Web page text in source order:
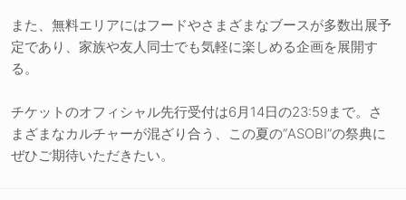
また、無料エリアにはフードやさまざまなブースが多数出展予
定であり、家族や友人同士でも気軽に楽しめる企画を展開す
る。
チケットのオフィシャル先行受付は6月14日の23:59まで。さ
まざまなカルチャーが混ざり合う、この夏の“ASOBI”の祭典に
ぜひご期待いただきたい。